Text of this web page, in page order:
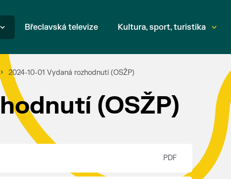
Břeclavská televize Kultura, sport, turistika
2024-10-01 Vydaná rozhodnutí (OSŽP)
(OSŽP)